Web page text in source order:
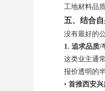
工地材料品
五、结合
没有最好的
1. 追求品质/
这类业主通
报价透明的
• 首推西安兴